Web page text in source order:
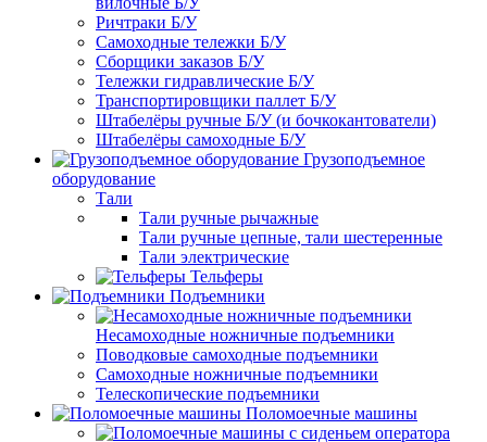
Ричтраки Б/У
Самоходные тележки Б/У
Сборщики заказов Б/У
Тележки гидравлические Б/У
Транспортировщики паллет Б/У
Штабелёры ручные Б/У (и бочкокантователи)
Штабелёры самоходные Б/У
Грузоподъемное
оборудование
Тали
Тали ручные рычажные
Тали ручные цепные, тали шестеренные
Тали электрические
Тельферы
Подъемники
Несамоходные ножничные подъемники
Поводковые самоходные подъемники
Самоходные ножничные подъемники
Телескопические подъемники
Поломоечные машины